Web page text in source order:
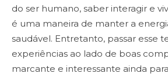
do ser humano, saber interagir e
é uma maneira de manter a
saudável. Entretanto, passar esse
experiências ao lado de boas
marcante e interessante ainda